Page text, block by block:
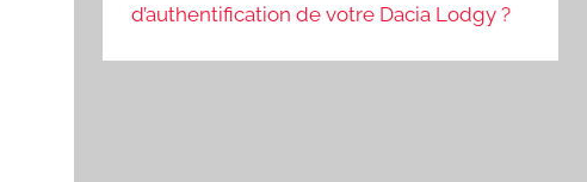
d’authentification de votre Dacia Lodgy ?